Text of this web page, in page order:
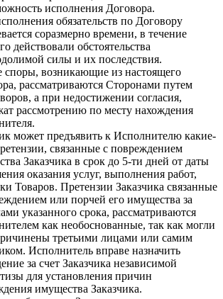
исполнения Договора.
обязательств по Договору
соразмерно времени, в течение
действовали обстоятельства
силы и их последствия.
возникающие из настоящего
рассматриваются Сторонами путем
а при недостижении согласия,
рассмотрению по месту нахождения
может предъявить к Исполнителю какие-
связанные с повреждением
Заказчика в срок до 5-ти дней от даты
оказания услуг, выполнения работ,
Товаров. Претензии Заказчика связанные
или порчей его имущества за
указанного срока, рассматриваются
как необоснованные, так как могли
третьими лицами или самим
Исполнитель вправе назначить
за счет Заказчика независимой
для установления причин
имущества Заказчика.